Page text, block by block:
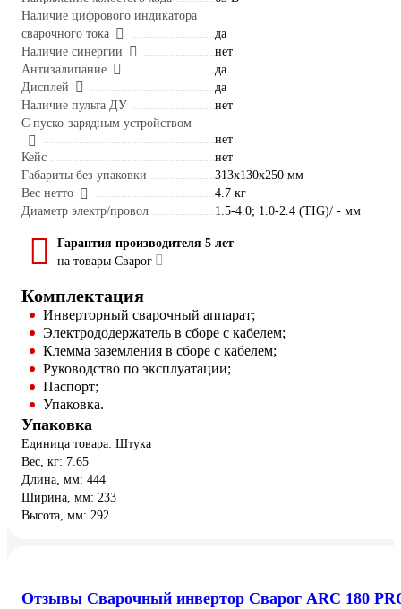
Наличие цифрового индикатора
сварочного тока
да
Наличие синергии
нет
Антизалипание
да
Дисплей
да
Наличие пульта ДУ
нет
С пуско-зарядным устройством
нет
Кейс
нет
Габариты без упаковки
313х130х250 мм
Вес нетто
4.7 кг
Диаметр электр/провол
1.5-4.0; 1.0-2.4 (TIG)/ - мм
Гарантия производителя 5 лет
на товары Сварог
Комплектация
Инверторный сварочный аппарат;
Электрододержатель в сборе с кабелем;
Клемма заземления в сборе с кабелем;
Руководство по эксплуатации;
Паспорт;
Упаковка.
Упаковка
Единица товара: Штука
Вес, кг: 7.65
Длина, мм: 444
Ширина, мм: 233
Высота, мм: 292
Отзывы Сварочный инвертор Сварог ARC 180